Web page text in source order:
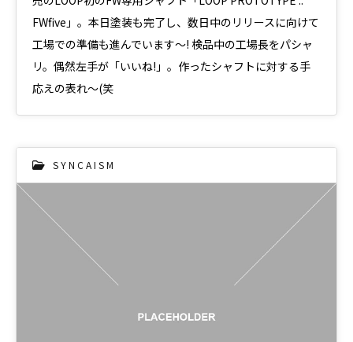
FWfive」。本日塗装も完了し、数日中のリリースに向けて
工場での準備も進んでいます〜! 検品中の工場長をパシャ
リ。偶然左手が「いいね!」。作ったシャフトに対する手
応えの表れ〜(笑
S Y N C A I S M